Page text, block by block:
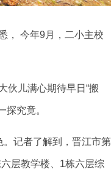
， 今年9月，二小主校
伙儿满心期待早日“搬
究竟。
记者了解到，晋江市第
层教学楼、1栋六层综